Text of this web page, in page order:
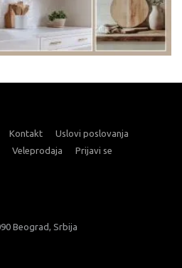
Kontakt
Uslovi poslovanja
Veleprodaja Prijavi se
Beograd, Srbija